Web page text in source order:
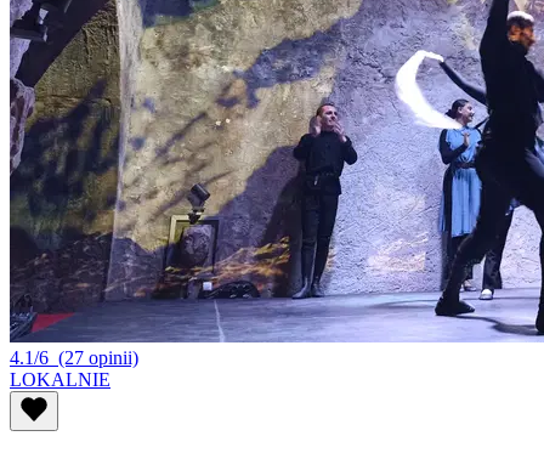
4.1/6 (27 opinii)
LOKALNIE